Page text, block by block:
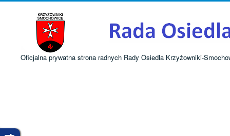
Oficjalna prywatna strona radnych Rady Osiedla Krzyżowniki-